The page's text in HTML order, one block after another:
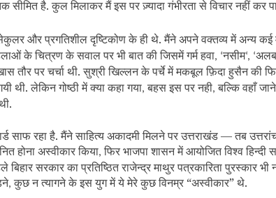
है. कुल मिलाकर मैं इस पर ज़्यादा गंभीरता से विचार नहीं कर
और प्रगतिशील दृष्टिकोण के ही थे. मैंने अपने वक्तव्य में अन्य कई
के चित्रण के सवाल पर भी बात की जिसमें गर्म हवा, ‘नसीम‘, ‘
तौर पर चर्चा थी. सुश्री खिल्लन के पर्चे में मकबूल फ़िदा हुसैन की
थी. लेकिन गोष्ठी में क्या कहा गया,बहस इस पर नही,बल्कि वहाँ
साफ रहा है. मैंने साहित्य अकादमी मिलने पर उत्तराखंड — तब
होना अस्वीकार किया,फिर भाजपा शासन में आयोजित विश्व हिन्दी
सरकार का प्रतिष्ठित राजेन्द्र माथुर पत्रकारिता पुरस्कार भी
,कुछ न त्यागने के इस युग में ये मेरे कुछ विनम्र “अस्वीकार” थे.